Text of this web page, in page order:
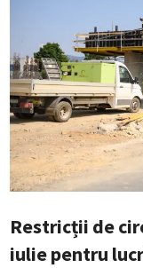
Restricții de
iulie pentru